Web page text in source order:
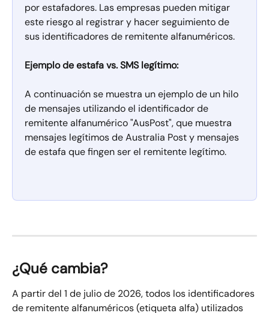
por estafadores. Las empresas pueden mitigar
este riesgo al registrar y hacer seguimiento de
sus identificadores de remitente alfanuméricos.
Ejemplo de estafa vs. SMS legítimo:
A continuación se muestra un ejemplo de un hilo
de mensajes utilizando el identificador de
remitente alfanumérico "AusPost", que muestra
mensajes legítimos de Australia Post y mensajes
de estafa que fingen ser el remitente legítimo.
¿Qué cambia?
A partir del 1 de julio de 2026, todos los identificadores
de remitente alfanuméricos (etiqueta alfa) utilizados